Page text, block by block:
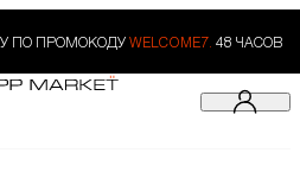
ПО ПРОМОКОДУ WELCOME7. 48 ЧАСОВ